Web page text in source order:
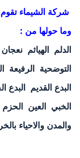
شركة الشيماء
وما حولها من :
الدلم الهياثم
التوضحية الرفيعة
البدع القديم
الخبي العين
والمدن والاحياء